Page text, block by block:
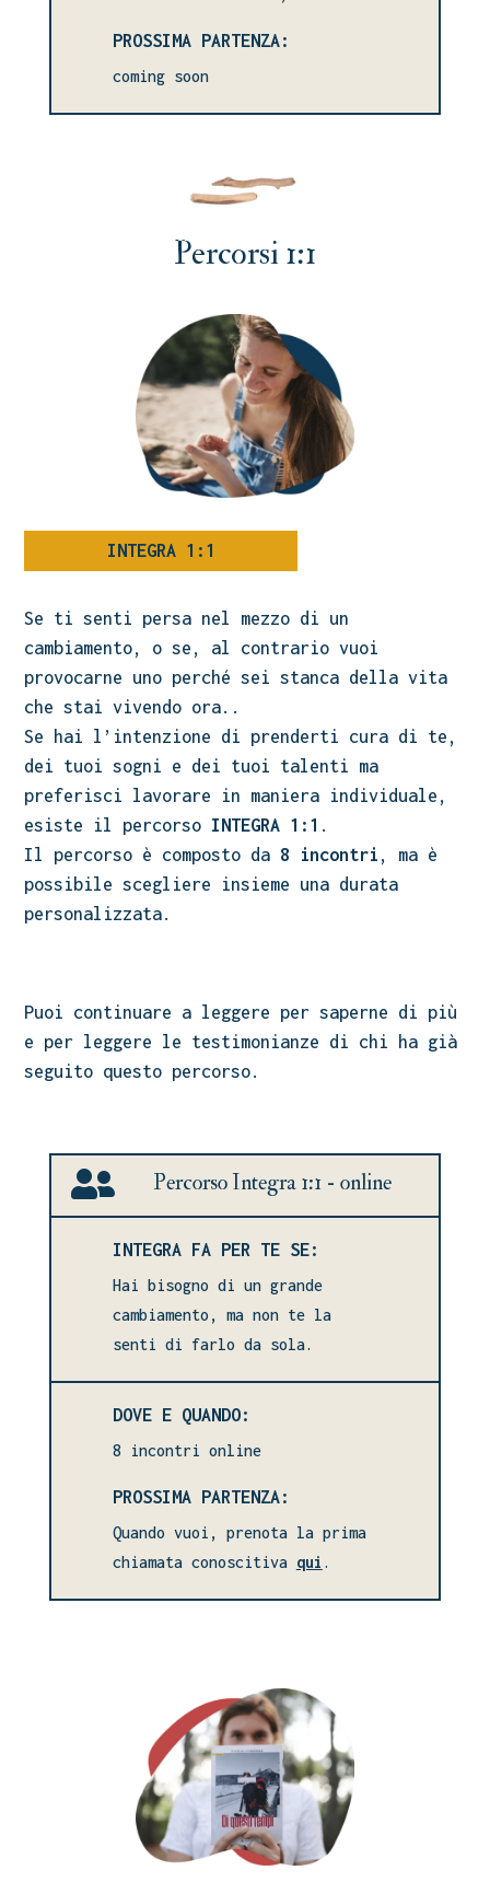
PROSSIMA PARTENZA:
coming soon
Percorsi 1:1
INTEGRA 1:1
Se ti senti persa nel mezzo di un
cambiamento, o se, al contrario vuoi
provocarne uno perché sei stanca della vita
che stai vivendo ora..
Se hai l’intenzione di prenderti cura di te,
dei tuoi sogni e dei tuoi talenti ma
preferisci lavorare in maniera individuale,
esiste il percorso INTEGRA 1:1 .
Il percorso è composto da 8 incontri , ma è
possibile scegliere insieme una durata
personalizzata.
Puoi continuare a leggere per saperne di più
e per leggere le testimonianze di chi ha già
seguito questo percorso.
 Percorso Integra 1:1 - online
INTEGRA FA PER TE SE:
Hai bisogno di un grande
cambiamento, ma non te la
senti di farlo da sola.
DOVE E QUANDO:
8 incontri online
PROSSIMA PARTENZA:
Quando vuoi, prenota la prima
chiamata conoscitiva qui .